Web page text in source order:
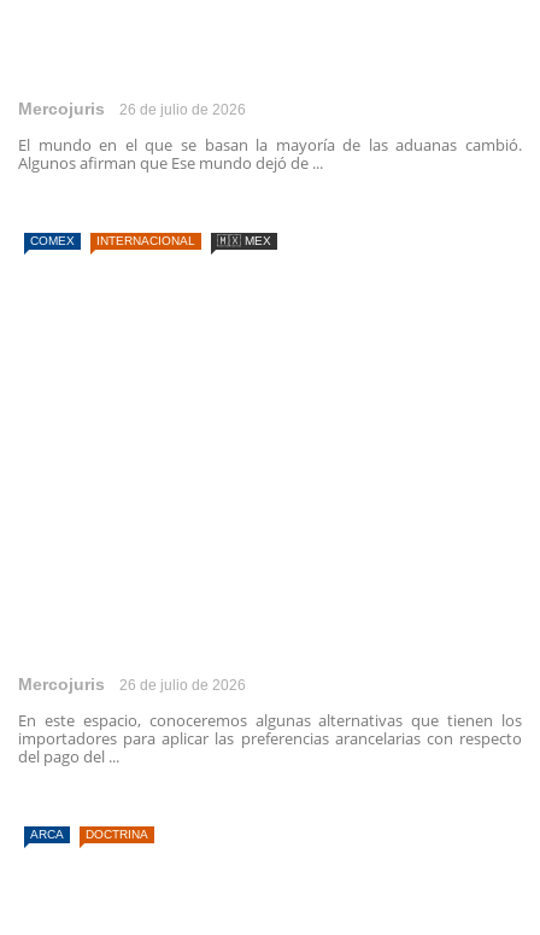
Mercojuris 26 de julio de 2026
El mundo en el que se basan la mayoría de las aduanas cambió.
Algunos afirman que Ese mundo dejó de ...
COMEX INTERNACIONAL 🇲🇽 MEX
Mercojuris 26 de julio de 2026
En este espacio, conoceremos algunas alternativas que tienen los
importadores para aplicar las preferencias arancelarias con respecto
del pago del ...
ARCA DOCTRINA